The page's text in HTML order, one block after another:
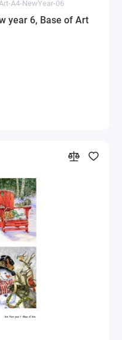
A4-NewYear-06
year 6, Base of Art